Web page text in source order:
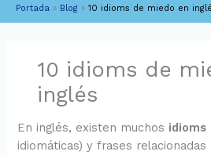
Portada » Blog » 10 idioms de miedo en
10 idioms de
inglés
En inglés, existen muchos idioms
idiomáticas) y frases